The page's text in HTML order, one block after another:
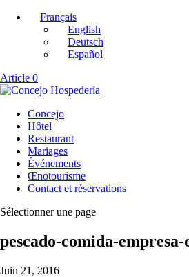
Français
English
Deutsch
Español
Article 0
Concejo
Hôtel
Restaurant
Mariages
Événements
Œnotourisme
Contact et réservations
Sélectionner une page
pescado-comida-empresa-
Juin 21, 2016